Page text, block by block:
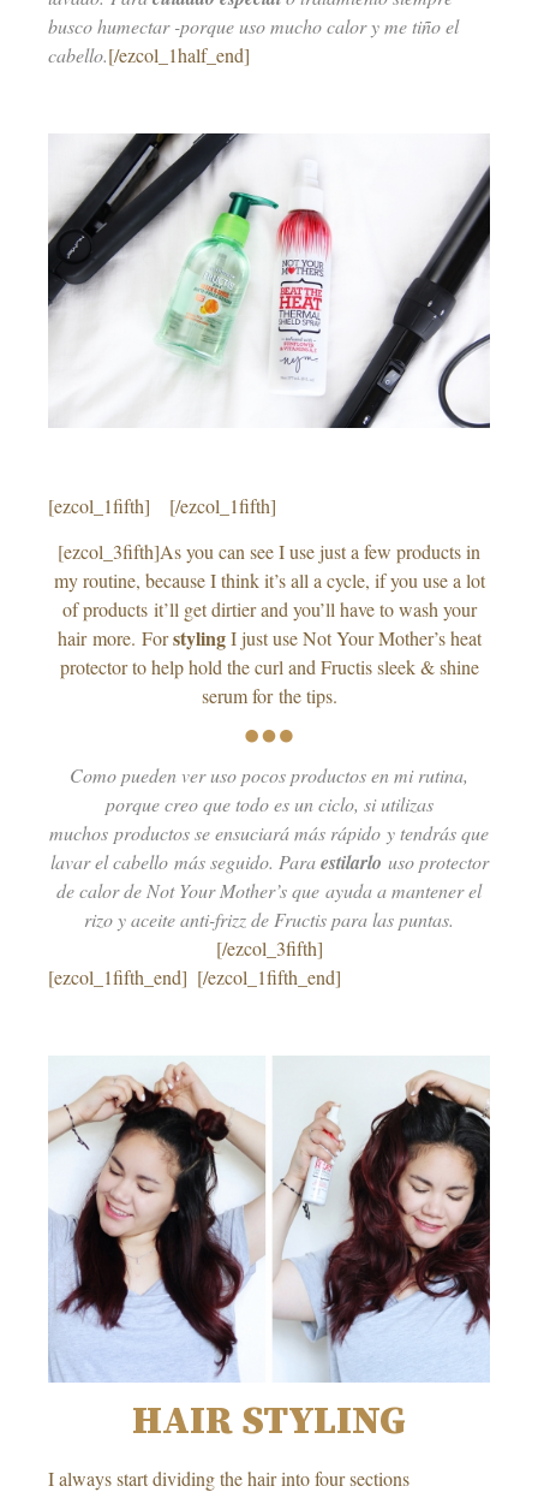
busco humectar -porque uso mucho calor y me tiño el
cabello.[/ezcol_1half_end]
[ezcol_1fifth]
[/ezcol_1fifth]
[ezcol_3fifth]As you can see I use just a few products in
my routine, because I think it’s all a cycle, if you use a lot
of products it’ll get dirtier and you’ll have to wash your
hair more. ForstylingI just use Not Your Mother’s heat
protector to help hold the curl and Fructis sleek & shine
serum for the tips.
Como pueden ver uso pocos productos en mi rutina,
porque creo que todo es un ciclo, si utilizas
muchos productos se ensuciará más rápido y tendrás que
lavar el cabello más seguido. Paraestilarlo uso protector
de calor de Not Your Mother’s que ayuda a mantener el
rizo y aceite anti-frizz de Fructis para las puntas.
[/ezcol_3fifth]
[ezcol_1fifth_end] [/ezcol_1fifth_end]
HAIR STYLING
I always start dividing the hair into four sections